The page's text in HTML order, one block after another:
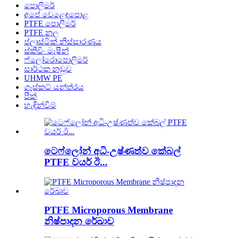
පොලිමර්
අපේ වෙළෙඳපොළ
PTFE පොලිමර්
PTFE නල
ප්ලාස්ටික් නිස්සාරණය
ස්කීවිං මැෂින්
ෆ්ලෝරොපොලිමර්
සාර්ථක නඩුව
UHMW PE
ගෑස්කට් යන්ත්රය
පීක්
හැඳින්වීම්
ටෙෆ්ලෝන් අධි-උෂ්ණත්ව කේබල්
PTFE වයර් ඊ...
PTFE Microporous Membrane
නිෂ්පාදන රේඛාව